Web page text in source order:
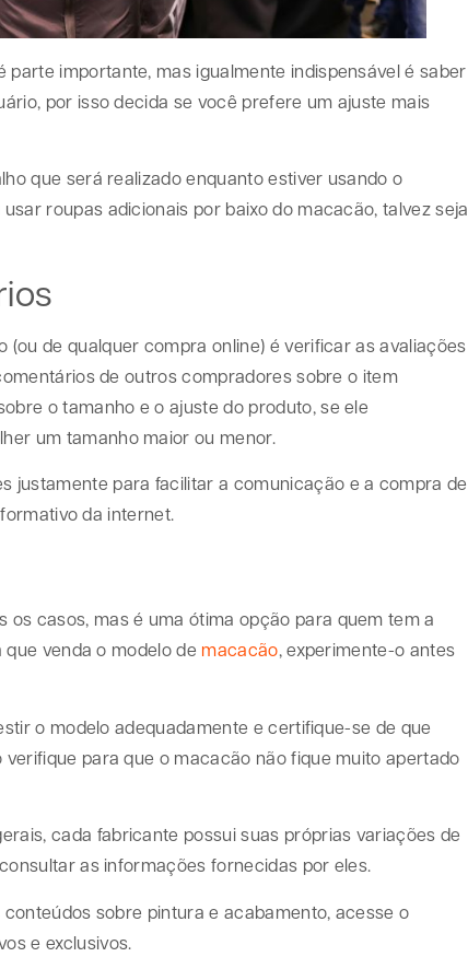
importante, mas igualmente indispensável é saber
por isso decida se você prefere um ajuste mais
que será realizado enquanto estiver usando o
roupas adicionais por baixo do macacão, talvez seja
de qualquer compra online) é verificar as avaliações
de outros compradores sobre o item
o tamanho e o ajuste do produto, se ele
um tamanho maior ou menor.
justamente para facilitar a comunicação e a compra de
da internet.
casos, mas é uma ótima opção para quem tem a
venda o modelo de macacão, experimente-o antes
o modelo adequadamente e certifique-se de que
para que o macacão não fique muito apertado
cada fabricante possui suas próprias variações de
as informações fornecidas por eles.
sobre pintura e acabamento, acesse o
e exclusivos.